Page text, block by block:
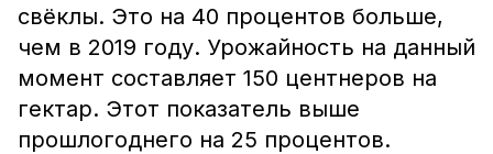
свёклы. Это на 40 процентов больше,
чем в 2019 году. Урожайность на данный
момент составляет 150 центнеров на
гектар. Этот показатель выше
прошлогоднего на 25 процентов.